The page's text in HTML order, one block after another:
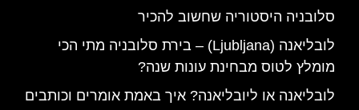
סלובניה היסטוריה שחשוב להכיר
לובליאנה (Ljubljana) – בירת סלובניה מתי הכי
מומלץ לטוס מבחינת עונות שנה?
לובליאנה או ליובליאנה? איך באמת אומרים וכותבים